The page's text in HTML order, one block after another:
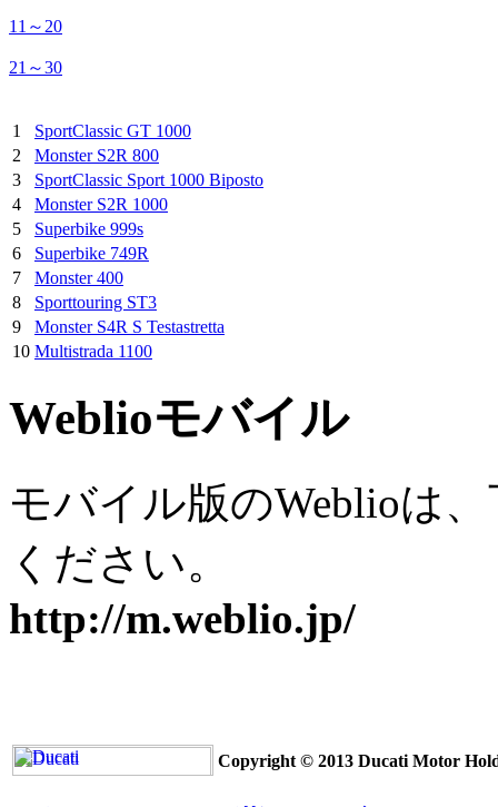
11～20
21～30
1
SportClassic GT 1000
2
Monster S2R 800
3
SportClassic Sport 1000 Biposto
4
Monster S2R 1000
5
Superbike 999s
6
Superbike 749R
7
Monster 400
8
Sporttouring ST3
9
Monster S4R S Testastretta
10 Multistrada 1100
Weblioモバイル
モバイル版のWeblioは
ください。
http://m.weblio.jp/
Copyright © 2013 Ducati Motor